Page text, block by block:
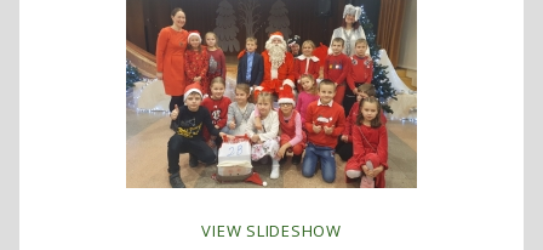
VIEW SLIDESHOW